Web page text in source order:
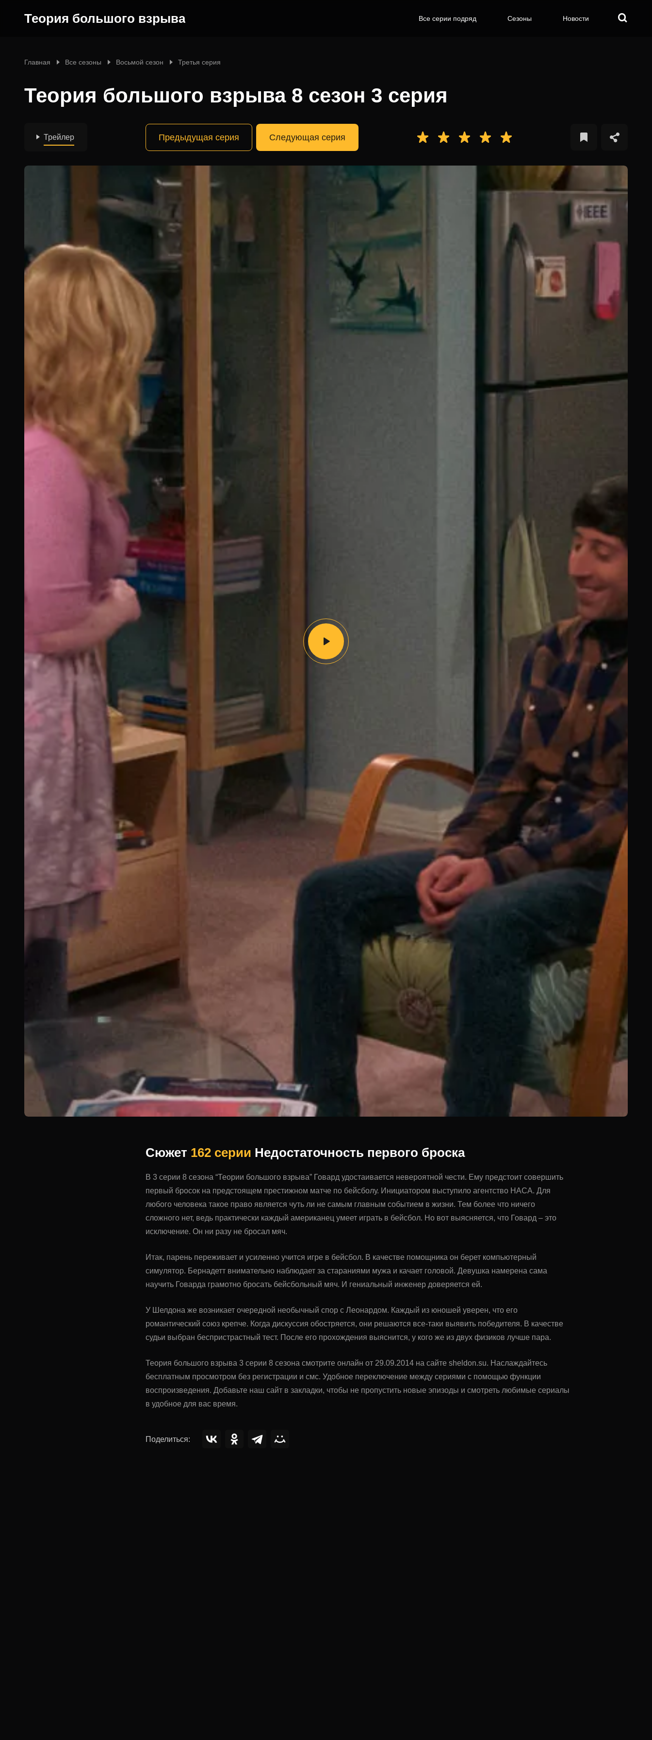
Теория большого взрыва Все серии подряд Сезоны Новости
Главная Все сезоны Восьмой сезон Третья серия
Теория большого взрыва 8 сезон 3 серия
Трейлер Предыдущая серия Следующая серия
Сюжет 162 серии Недостаточность первого броска
В 3 серии 8 сезона “Теории большого взрыва” Говард удостаивается невероятной чести. Ему предстоит совершить
первый бросок на предстоящем престижном матче по бейсболу. Инициатором выступило агентство НАСА. Для
любого человека такое право является чуть ли не самым главным событием в жизни. Тем более что ничего
сложного нет, ведь практически каждый американец умеет играть в бейсбол. Но вот выясняется, что Говард – это
исключение. Он ни разу не бросал мяч.
Итак, парень переживает и усиленно учится игре в бейсбол. В качестве помощника он берет компьютерный
симулятор. Бернадетт внимательно наблюдает за стараниями мужа и качает головой. Девушка намерена сама
научить Говарда грамотно бросать бейсбольный мяч. И гениальный инженер доверяется ей.
У Шелдона же возникает очередной необычный спор с Леонардом. Каждый из юношей уверен, что его
романтический союз крепче. Когда дискуссия обостряется, они решаются все-таки выявить победителя. В качестве
судьи выбран беспристрастный тест. После его прохождения выяснится, у кого же из двух физиков лучше пара.
Теория большого взрыва 3 серии 8 сезона смотрите онлайн от 29.09.2014 на сайте sheldon.su. Наслаждайтесь
бесплатным просмотром без регистрации и смс. Удобное переключение между сериями с помощью функции
воспроизведения. Добавьте наш сайт в закладки, чтобы не пропустить новые эпизоды и смотреть любимые сериалы
в удобное для вас время.
Поделиться: